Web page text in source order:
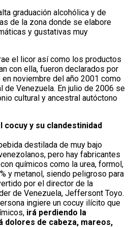
graduación alcohólica y de
de la zona donde se elabore
y gustativas muy
el licor así como los productos
con ella, fueron declarados por
en noviembre del año 2001 como
de Venezuela. En julio de 2006 se
cultural y ancestral autóctono
cocuy y su clandestinidad
destilada de muy bajo
pero hay fabricantes
químicos como la urea, formol,
y metanol, siendo peligroso para
por el director de la
de Venezuela, Jeffersont Toyo.
ingiere un cocuy ilícito que
irá perdiendo la
dolores de cabeza, mareos,